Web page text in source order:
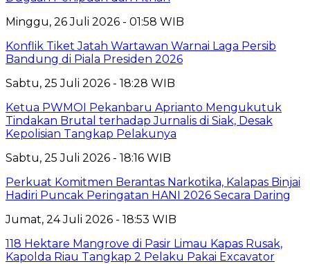
Minggu, 26 Juli 2026 - 01:58 WIB
Konflik Tiket Jatah Wartawan Warnai Laga Persib
Bandung di Piala Presiden 2026
Sabtu, 25 Juli 2026 - 18:28 WIB
Ketua PWMOI Pekanbaru Aprianto Mengukutuk
Tindakan Brutal terhadap Jurnalis di Siak, Desak
Kepolisian Tangkap Pelakunya
Sabtu, 25 Juli 2026 - 18:16 WIB
Perkuat Komitmen Berantas Narkotika, Kalapas Binjai
Hadiri Puncak Peringatan HANI 2026 Secara Daring
Jumat, 24 Juli 2026 - 18:53 WIB
118 Hektare Mangrove di Pasir Limau Kapas Rusak,
Kapolda Riau Tangkap 2 Pelaku Pakai Excavator